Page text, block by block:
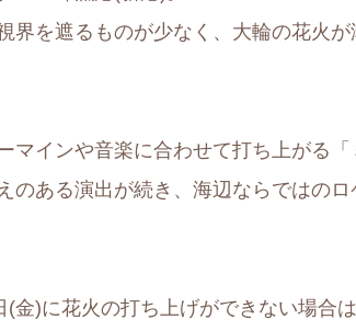
界を遮るものが少なく、大輪の花火
マインや音楽に合わせて打ち上がる
のある演出が続き、海辺ならではの
金)に花火の打ち上げができない場合